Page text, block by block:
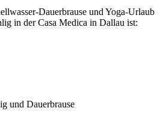
Dauerbrause und Yoga-Urlaub
in der Casa Medica in Dallau ist:
und Dauerbrause